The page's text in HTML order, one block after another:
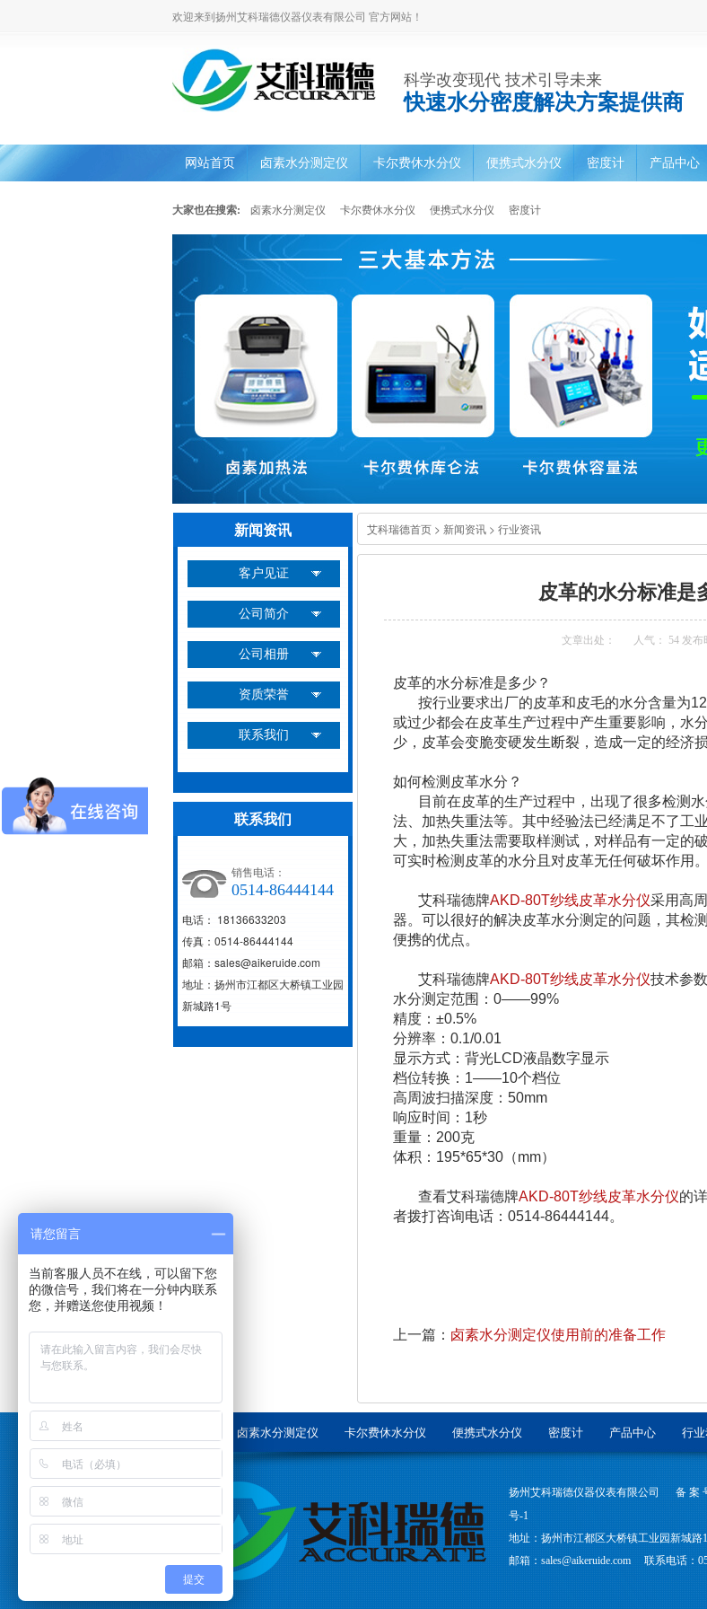
欢迎来到扬州艾科瑞德仪器仪表有限公司 官方网站！
科学改变现代 技术引导未来
快速水分密度解决方案提供商
网站首页 卤素水分测定仪 卡尔费休水分仪 便携式水分仪 密度计 产品中心
大家也在搜索: 卤素水分测定仪 卡尔费休水分仪 便携式水分仪 密度计
新闻资讯
客户见证
公司简介
公司相册
资质荣誉
联系我们
联系我们
销售电话：
0514-86444144
电话： 18136633203
传真：0514-86444144
邮箱：sales@aikeruide.com
地址：扬州市江都区大桥镇工业园
新城路1号
艾科瑞德首页 > 新闻资讯 > 行业资讯
皮革的水分标准是
文章出处： 人气： 54 发布
皮革的水分标准是多少？
按行业要求出厂的皮革和皮毛的水分含量为
或过少都会在皮革生产过程中产生重要影响，水
少，皮革会变脆变硬发生断裂，造成一定的经济损
如何检测皮革水分？
目前在皮革的生产过程中，出现了很多检测水
法、加热失重法等。其中经验法已经满足不了工
大，加热失重法需要取样测试，对样品有一定的
可实时检测皮革的水分且对皮革无任何破坏作用。
艾科瑞德牌AKD-80T纱线皮革水分仪采用高
器。可以很好的解决皮革水分测定的问题，其检
便携的优点。
艾科瑞德牌AKD-80T纱线皮革水分仪技术参数
水分测定范围：0——99%
精度：±0.5%
分辨率：0.1/0.01
显示方式：背光LCD液晶数字显示
档位转换：1——10个档位
高周波扫描深度：50mm
响应时间：1秒
重量：200克
体积：195*65*30（mm）
查看艾科瑞德牌AKD-80T纱线皮革水分仪的
者拨打咨询电话：0514-86444144。
上一篇： 卤素水分测定仪使用前的准备工作 下
卤素水分测定仪 卡尔费休水分仪 便携式水分仪 密度计 产品中心 行
扬州艾科瑞德仪器仪表有限公司 备 案
号-1
地址：扬州市江都区大桥镇工业园新城路
邮箱：sales@aikeruide.com 联系电话：
请您留言
当前客服人员不在线，可以留下您
的微信号，我们将在一分钟内联系
您，并赠送您使用视频！
提交